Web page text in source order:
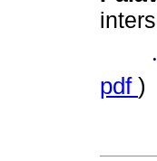
·
pdf )